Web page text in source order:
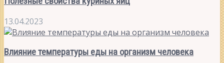
13.04.2023
Влияние температуры еды на организм человека